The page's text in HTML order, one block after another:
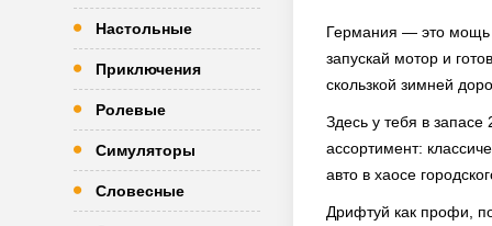
Настольные
Приключения
Ролевые
Симуляторы
Словесные
Германия — это мощь
запускай мотор и
скользкой зимней
Здесь у тебя в
ассортимент:
авто в хаосе
Дрифтуй как профи,